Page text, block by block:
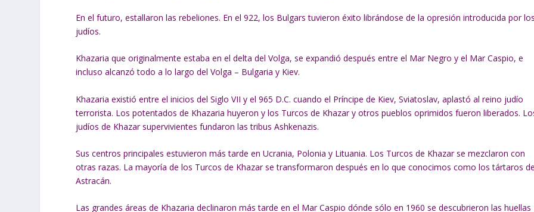
En el futuro, estallaron las rebeliones. En el 922, los Bulgars tuvieron éxito librándose de la opresión introducida por
judíos.
Khazaria que originalmente estaba en el delta del Volga, se expandió después entre el Mar Negro y el Mar Caspio, e
incluso alcanzó todo a lo largo del Volga – Bulgaria y Kiev.
Khazaria existió entre el inicios del Siglo VII y el 965 D.C. cuando el Príncipe de Kiev, Sviatoslav, aplastó al reino judío
terrorista. Los potentados de Khazaria huyeron y los Turcos de Khazar y otros pueblos oprimidos fueron liberados.
judíos de Khazar supervivientes fundaron las tribus Ashkenazis.
Sus centros principales estuvieron más tarde en Ucrania, Polonia y Lituania. Los Turcos de Khazar se mezclaron con
otras razas. La mayoría de los Turcos de Khazar se transformaron después en lo que conocimos como los tártaros
Astracán.
Las grandes áreas de Khazaria declinaron más tarde en el Mar Caspio dónde sólo en 1960 se descubrieron las huellas